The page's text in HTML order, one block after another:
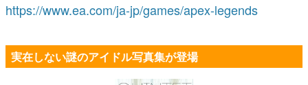
https://www.ea.com/ja-jp/games/apex-legends
実在しない謎のアイドル写真集が登場